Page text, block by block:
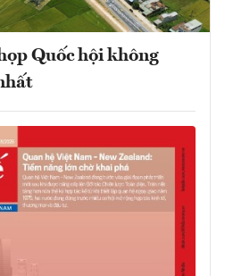
Quốc hội không